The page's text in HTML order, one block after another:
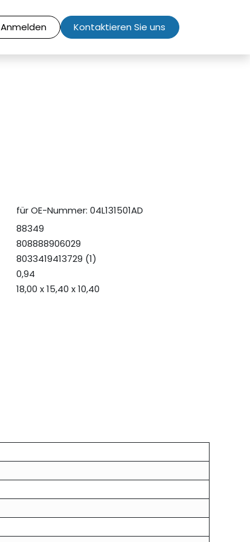
Anmelden Kontaktieren Sie uns
für OE-Nummer: 04L131501AD
88349
808888906029
8033419413729 (1)
0,94
18,00 x 15,40 x 10,40